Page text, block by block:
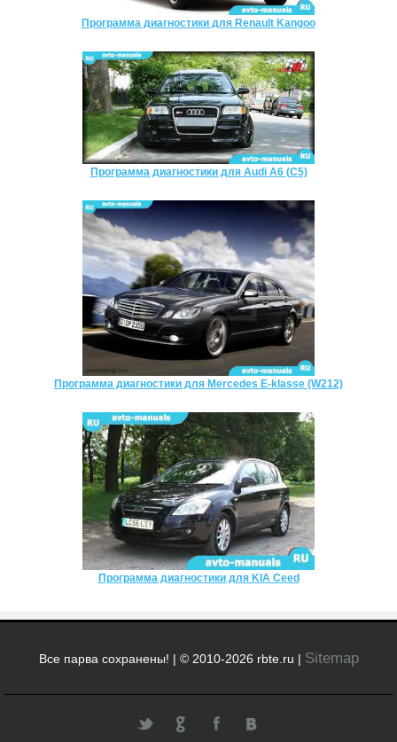
Программа диагностики для Renault Kangoo
Программа диагностики для Audi A6 (C5)
Программа диагностики для Mercedes E-klasse (W212)
Программа диагностики для KIA Ceed
Все парва сохранены! | © 2010-2026 rbte.ru | Sitemap